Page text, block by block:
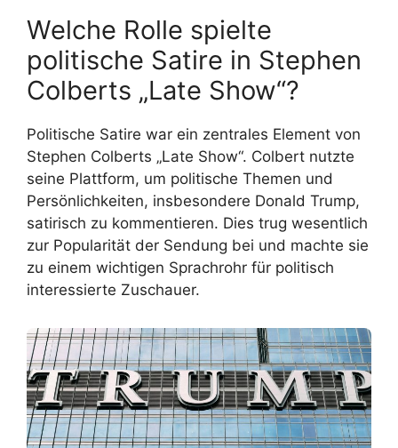
Welche Rolle spielte
politische Satire in Stephen
Colberts „Late Show“?
Politische Satire war ein zentrales Element von
Stephen Colberts „Late Show“. Colbert nutzte
seine Plattform, um politische Themen und
Persönlichkeiten, insbesondere Donald Trump,
satirisch zu kommentieren. Dies trug wesentlich
zur Popularität der Sendung bei und machte sie
zu einem wichtigen Sprachrohr für politisch
interessierte Zuschauer.